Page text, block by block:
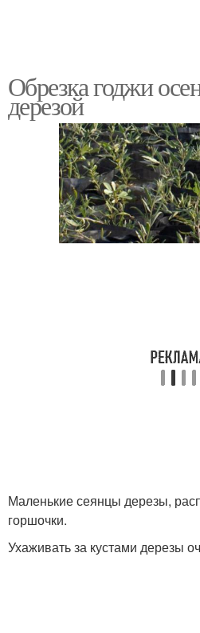
Обрезка годжи
дерезой
Маленькие сеянцы дерезы,
горшочки.
Ухаживать за кустами дерезы